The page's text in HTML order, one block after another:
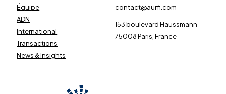
Équipe
ADN
International
Transactions
News & Insights
contact@aurfi.com
153 boulevard Haussmann
75008 Paris, France